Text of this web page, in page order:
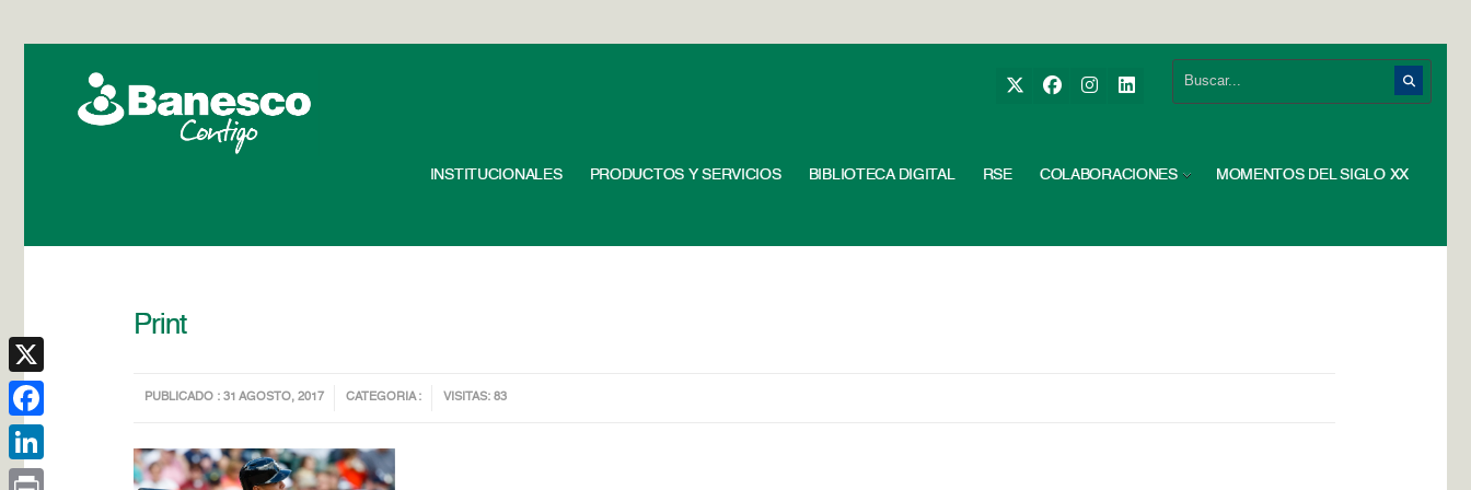
INSTITUCIONALES PRODUCTOS Y SERVICIOS BIBLIOTECA DIGITAL RSE COLABORACIONES MOMENTOS DEL SIGLO XX
Print
PUBLICADO : 31 AGOSTO, 2017 CATEGORIA : VISITAS: 83
X
Facebook
LinkedIn